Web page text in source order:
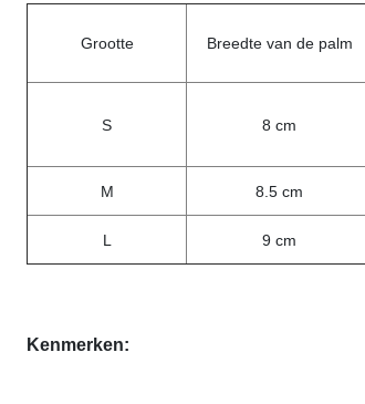
Grootte Breedte van de palm
S 8 cm
M 8.5 cm
L 9 cm
Kenmerken: